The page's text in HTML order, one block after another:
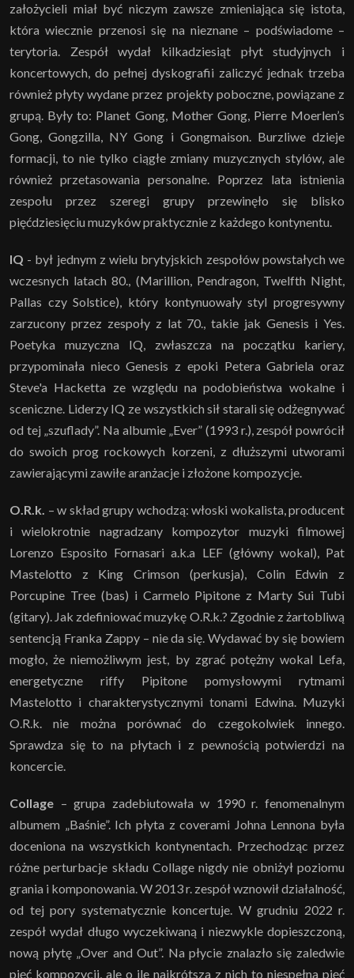
założycieli miał być niczym zawsze zmieniająca się istota,
która wiecznie przenosi się na nieznane – podświadome –
terytoria. Zespół wydał kilkadziesiąt płyt studyjnych i
koncertowych, do pełnej dyskografii zaliczyć jednak trzeba
również płyty wydane przez projekty poboczne, powiązane z
grupą. Były to: Planet Gong, Mother Gong, Pierre Moerlen’s
Gong, Gongzilla, NY Gong i Gongmaison. Burzliwe dzieje
formacji, to nie tylko ciągłe zmiany muzycznych stylów, ale
również przetasowania personalne. Poprzez lata istnienia
zespołu przez szeregi grupy przewinęło się blisko
pięćdziesięciu muzyków praktycznie z każdego kontynentu.
IQ - był jednym z wielu brytyjskich zespołów powstałych we
wczesnych latach 80., (Marillion, Pendragon, Twelfth Night,
Pallas czy Solstice), który kontynuowały styl progresywny
zarzucony przez zespoły z lat 70., takie jak Genesis i Yes.
Poetyka muzyczna IQ, zwłaszcza na początku kariery,
przypominała nieco Genesis z epoki Petera Gabriela oraz
Steve'a Hacketta ze względu na podobieństwa wokalne i
sceniczne. Liderzy IQ ze wszystkich sił starali się odżegnywać
od tej „szuflady”. Na albumie „Ever” (1993 r.), zespół powrócił
do swoich prog rockowych korzeni, z dłuższymi utworami
zawierającymi zawiłe aranżacje i złożone kompozycje.
O.R.k. – w skład grupy wchodzą: włoski wokalista, producent
i wielokrotnie nagradzany kompozytor muzyki filmowej
Lorenzo Esposito Fornasari a.k.a LEF (główny wokal), Pat
Mastelotto z King Crimson (perkusja), Colin Edwin z
Porcupine Tree (bas) i Carmelo Pipitone z Marty Sui Tubi
(gitary). Jak zdefiniować muzykę O.R.k.? Zgodnie z żartobliwą
sentencją Franka Zappy – nie da się. Wydawać by się bowiem
mogło, że niemożliwym jest, by zgrać potężny wokal Lefa,
energetyczne riffy Pipitone pomysłowymi rytmami
Mastelotto i charakterystycznymi tonami Edwina. Muzyki
O.R.k. nie można porównać do czegokolwiek innego.
Sprawdza się to na płytach i z pewnością potwierdzi na
koncercie.
Collage – grupa zadebiutowała w 1990 r. fenomenalnym
albumem „Baśnie”. Ich płyta z coverami Johna Lennona była
doceniona na wszystkich kontynentach. Przechodząc przez
różne perturbacje składu Collage nigdy nie obniżył poziomu
grania i komponowania. W 2013 r. zespół wznowił działalność,
od tej pory systematycznie koncertuje. W grudniu 2022 r.
zespół wydał długo wyczekiwaną i niezwykle dopieszczoną,
nową płytę „Over and Out”. Na płycie znalazło się zaledwie
pięć kompozycji, ale o ile najkrótsza z nich to niespełna pięć